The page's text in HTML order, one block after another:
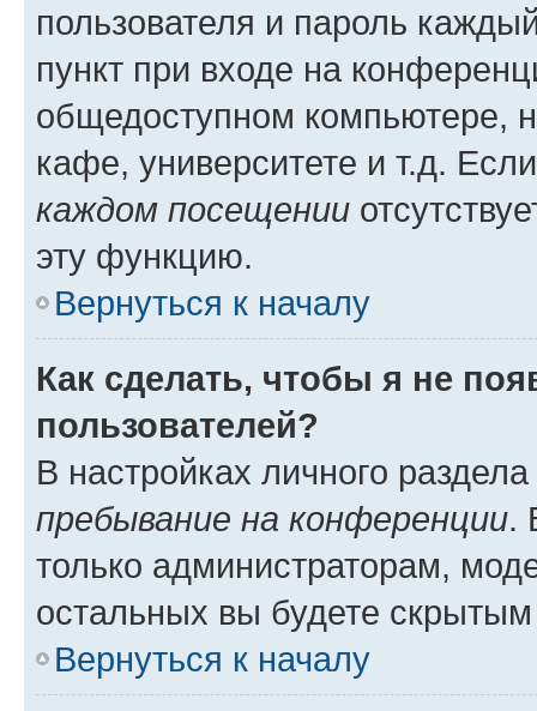
пользователя и пароль
пункт при входе на
общедоступном компьютере,
кафе, университете и т.д.
каждом посещении
эту функцию.
Вернуться к началу
Как сделать, чтобы я не
пользователей?
В настройках личного
пребывание на конференции.
только администраторам,
остальных вы будете
Вернуться к началу